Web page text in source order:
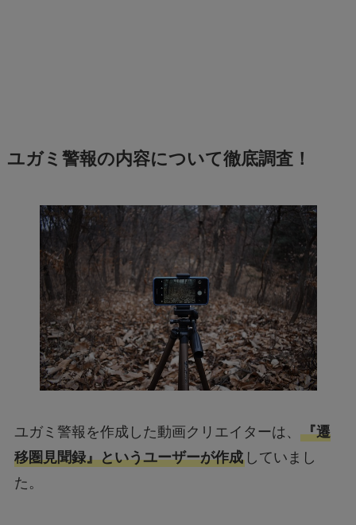
ユガミ警報の内容について徹底調査！
ユガミ警報を作成した動画クリエイターは、
『遷
移圏見聞録』というユーザーが作成 していまし
た。